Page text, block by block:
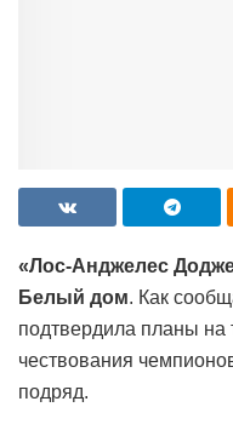
«Лос-Анджелес
Белый дом. Как
подтвердила планы
чествования
подряд.